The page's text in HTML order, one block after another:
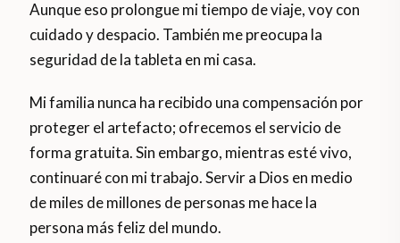
Aunque eso prolongue mi tiempo de viaje, voy con
cuidado y despacio. También me preocupa la
seguridad de la tableta en mi casa.
Mi familia nunca ha recibido una compensación por
proteger el artefacto; ofrecemos el servicio de
forma gratuita. Sin embargo, mientras esté vivo,
continuaré con mi trabajo. Servir a Dios en medio
de miles de millones de personas me hace la
persona más feliz del mundo.